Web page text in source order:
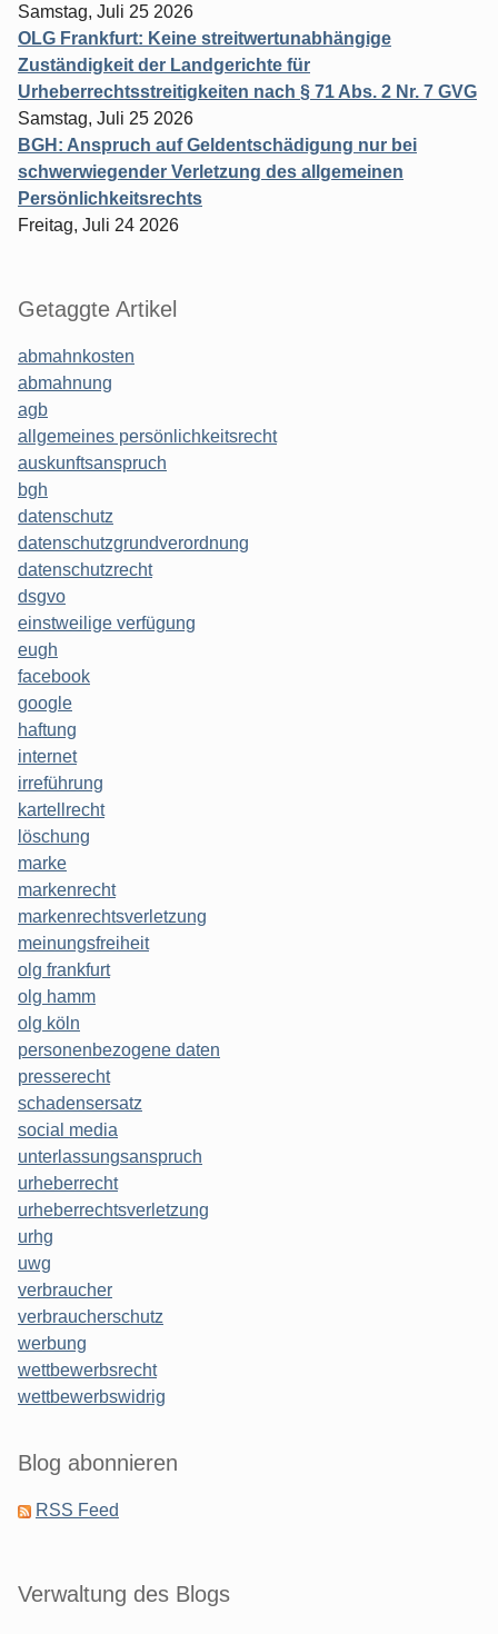
Samstag, Juli 25 2026
OLG Frankfurt: Keine streitwertunabhängige
Zuständigkeit der Landgerichte für
Urheberrechtsstreitigkeiten nach § 71 Abs. 2 Nr. 7 GVG
Samstag, Juli 25 2026
BGH: Anspruch auf Geldentschädigung nur bei
schwerwiegender Verletzung des allgemeinen
Persönlichkeitsrechts
Freitag, Juli 24 2026
Getaggte Artikel
abmahnkosten
abmahnung
agb
allgemeines persönlichkeitsrecht
auskunftsanspruch
bgh
datenschutz
datenschutzgrundverordnung
datenschutzrecht
dsgvo
einstweilige verfügung
eugh
facebook
google
haftung
internet
irreführung
kartellrecht
löschung
marke
markenrecht
markenrechtsverletzung
meinungsfreiheit
olg frankfurt
olg hamm
olg köln
personenbezogene daten
presserecht
schadensersatz
social media
unterlassungsanspruch
urheberrecht
urheberrechtsverletzung
urhg
uwg
verbraucher
verbraucherschutz
werbung
wettbewerbsrecht
wettbewerbswidrig
Blog abonnieren
RSS Feed
Verwaltung des Blogs